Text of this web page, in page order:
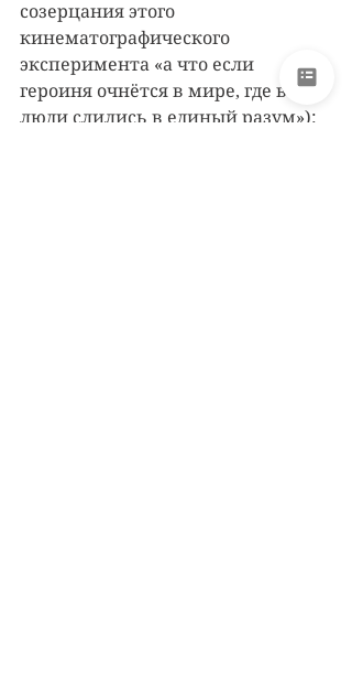
созерцания этого
кинематографического
эксперимента «а что если
героиня очнётся в мире, где все
люди слились в единый разум»):